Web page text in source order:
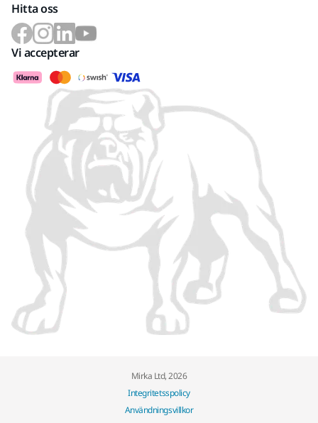
Hitta oss
Vi accepterar
Mirka Ltd, 2026
Integritetsspolicy
Användningsvillkor